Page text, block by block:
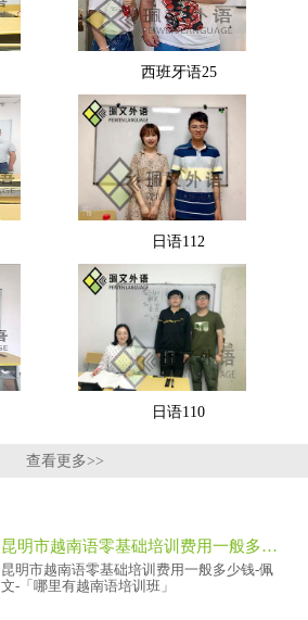
西班牙语25
日语112
日语110
查看更多>>
昆明市越南语零基础培训费用一般多少钱-佩文-「哪里有越南语培训班」
昆明市越南语零基础培训费用一般多少钱-佩
文-「哪里有越南语培训班」